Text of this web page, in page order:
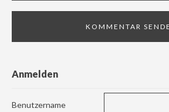
Anmelden
Benutzername